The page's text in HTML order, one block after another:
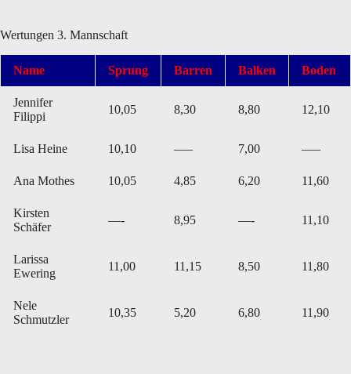
Wertungen 3. Mannschaft
Name Sprung Barren Balken Boden
Jennifer
Filippi
10,05 8,30 8,80 12,10
Lisa Heine 10,10 —– 7,00 —–
Ana Mothes 10,05 4,85 6,20 11,60
Kirsten
Schäfer
—- 8,95 —- 11,10
Larissa
Ewering
11,00 11,15 8,50 11,80
Nele
Schmutzler
10,35 5,20 6,80 11,90